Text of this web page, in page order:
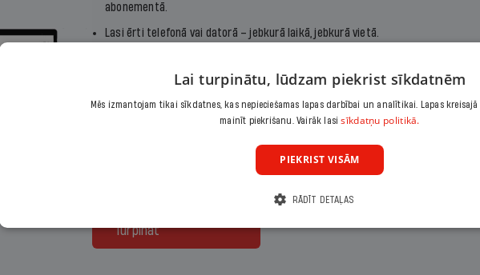
abonementā.
Lasi ērti telefonā vai datorā – jebkurā laikā, jebkurā vietā.
Turpināt
Lai turpinātu, lūdzam piekrist sīkdatnēm
Mēs izmantojam tikai sīkdatnes, kas nepieciešamas lapas darbībai un analītikai. Lapas
mainīt piekrišanu. Vairāk lasisīkdatņu politikā.
PIEKRIST VISĀM
RĀDĪT DETAĻAS